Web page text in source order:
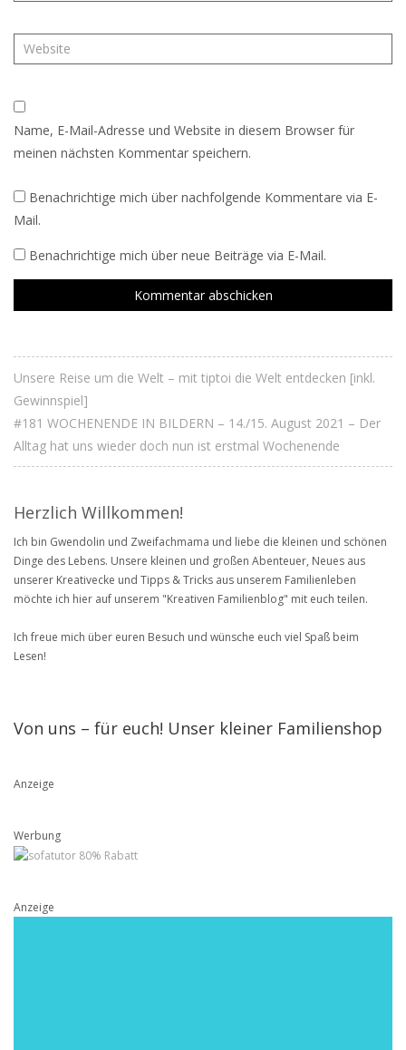
Name, E-Mail-Adresse und Website in diesem Browser für
meinen nächsten Kommentar speichern.
Benachrichtige mich über nachfolgende Kommentare via E-
Mail.
Benachrichtige mich über neue Beiträge via E-Mail.
Unsere Reise um die Welt – mit tiptoi die Welt entdecken [inkl.
Gewinnspiel]
#181 WOCHENENDE IN BILDERN – 14./15. August 2021 – Der
Alltag hat uns wieder doch nun ist erstmal Wochenende
Herzlich Willkommen!
Ich bin Gwendolin und Zweifachmama und liebe die kleinen und schönen
Dinge des Lebens. Unsere kleinen und großen Abenteuer, Neues aus
unserer Kreativecke und Tipps & Tricks aus unserem Familienleben
möchte ich hier auf unserem "Kreativen Familienblog" mit euch teilen.
Ich freue mich über euren Besuch und wünsche euch viel Spaß beim
Lesen!
Von uns – für euch! Unser kleiner Familienshop
Anzeige
Werbung
Anzeige